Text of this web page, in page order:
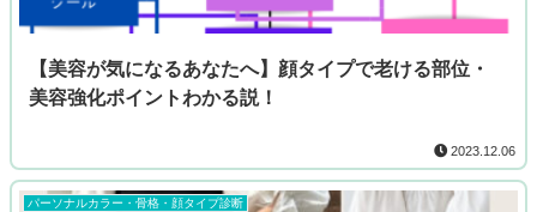
【美容が気になるあなたへ】顔タイプで老ける部位・
美容強化ポイントわかる説！
2023.12.06
パーソナルカラー・骨格・顔タイプ診断